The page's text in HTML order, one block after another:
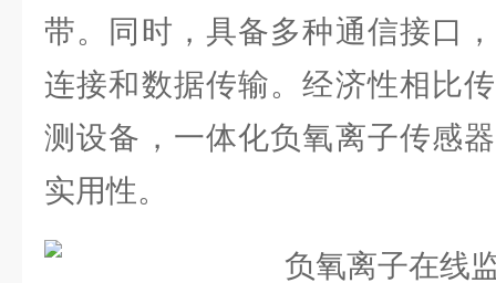
带。同时，具备多种通信接口
连接和数据传输。经济性相比
测设备，一体化负氧离子传感
实用性。